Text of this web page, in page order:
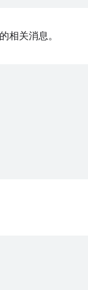
相关消息。